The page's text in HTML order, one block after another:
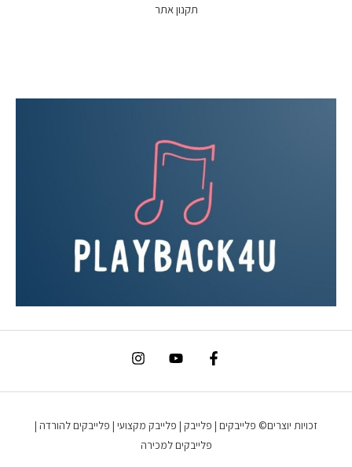
תקנון אתר
זכויות יוצרים© פלייבקים | פלייבק | פלייבק מקצועי | פלייבקים להורדה |
פלייבקים למכירה